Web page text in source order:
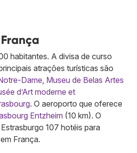
habitantes. A divisa de curso
atrações turísticas são
Dame Museu de Belas Artes
d’Art moderne et
. O aeroporto que oferece
Entzheim (10 km). O
107 hotéis para
França.